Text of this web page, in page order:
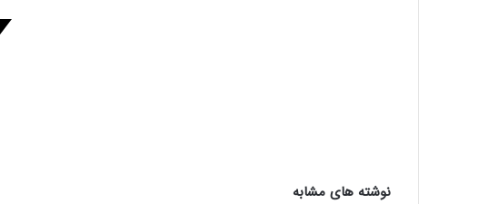
نوشته های مشابه